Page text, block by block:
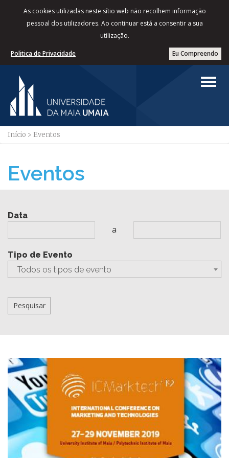
As cookies utilizadas neste sítio web não recolhem informação
pessoal dos utilizadores. Ao continuar está a consentir a sua
utilização.
Eu Compreendo
Politica de Privacidade
Início > Eventos
Eventos
Data
a
Tipo de Evento
Todos os tipos de evento